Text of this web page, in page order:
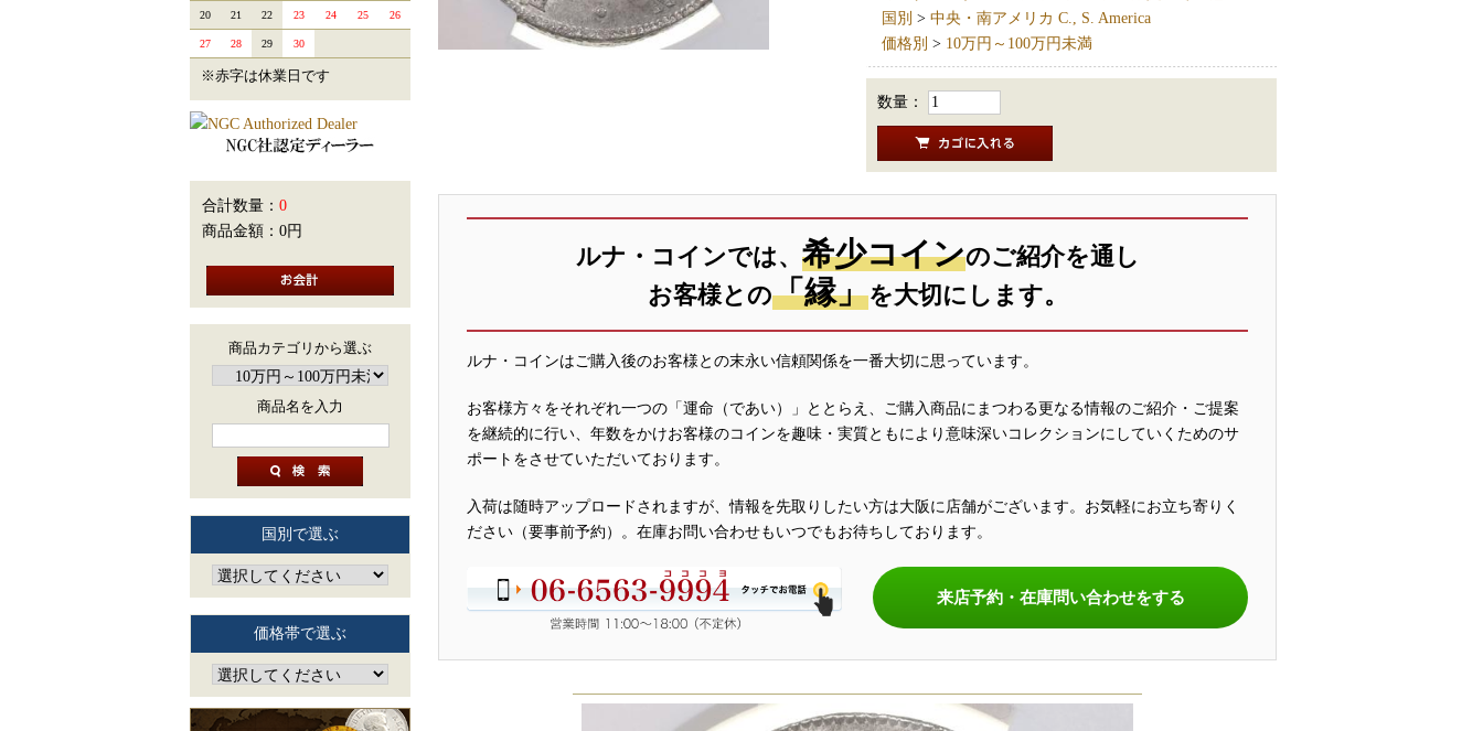
国別 > 中央・南アメリカ C., S. America
価格別 > 10万円～100万円未満
数量：
ルナ・コインでは、 希少コインのご紹介を通し
お客様との「縁」を大切にします。
ルナ・コインはご購入後のお客様との末永い信頼関係を一番大切に思っています。
お客様方々をそれぞれ一つの「運命（であい）」ととらえ、ご購入商品にまつわる更なる情報のご紹介・ご提案
を継続的に行い、年数をかけお客様のコインを趣味・実質ともにより意味深いコレクションにしていくためのサ
ポートをさせていただいております。
入荷は随時アップロードされますが、情報を先取りしたい方は大阪に店舗がございます。お気軽にお立ち寄りく
ださい（要事前予約）。在庫お問い合わせもいつでもお待ちしております。
来店予約・在庫問い合わせをする
20 21 22 23 24 25 26
27 28 29 30
※赤字は休業日です
合計数量： 0
商品金額： 0円
商品カテゴリから選ぶ
商品名を入力
国別で選ぶ
価格帯で選ぶ